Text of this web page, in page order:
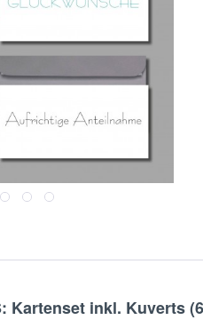
Kartenset inkl. Kuverts